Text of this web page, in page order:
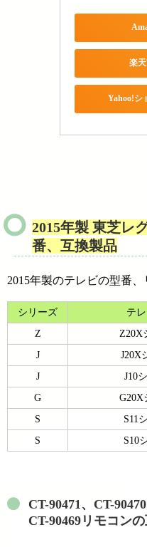
楽
Yahoo!シ
2015年製 東芝レ
番、互換製品
2015年製のテレビの型番
シリーズ テ
Z
Z20X
J
J20X
J
J10
G
G20X
S
S11
S
S10
CT-90471、CT-
CT-90469リモコン